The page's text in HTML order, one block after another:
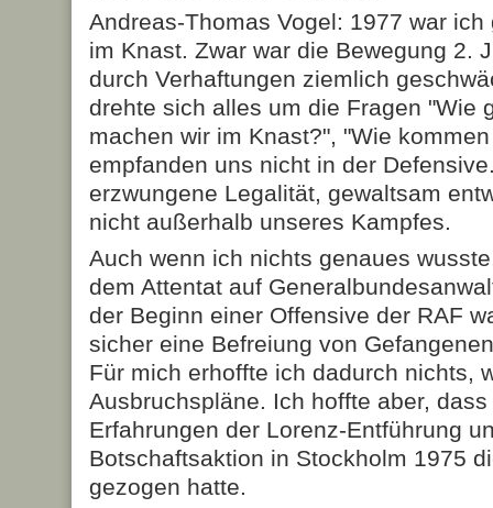
Andreas-Thomas Vogel: 1977 war
im Knast. Zwar war die Bewegung 2.
durch Verhaftungen ziemlich
drehte sich alles um die Fragen "Wie
machen wir im Knast?", "Wie
empfanden uns nicht in der
erzwungene Legalität, gewaltsam
nicht außerhalb unseres Kampfes.
Auch wenn ich nichts genaues
dem Attentat auf
der Beginn einer Offensive der RAF
sicher eine Befreiung von
Für mich erhoffte ich dadurch nichts,
Ausbruchspläne. Ich hoffte aber,
Erfahrungen der Lorenz-Entführung
Botschaftsaktion in Stockholm 1975
gezogen hatte.